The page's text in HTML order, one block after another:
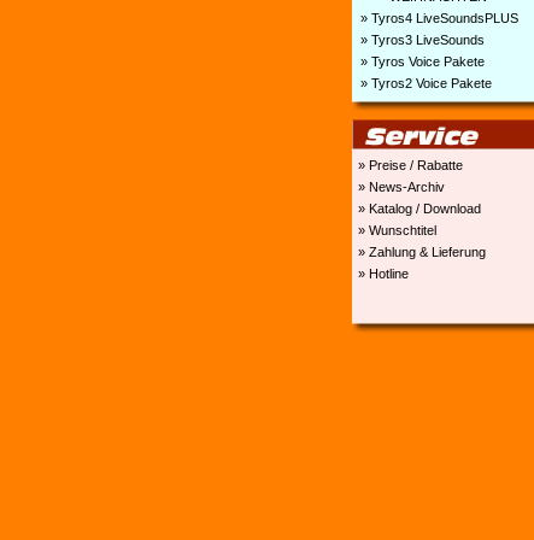
» Tyros4 LiveSoundsPLUS
» Tyros3 LiveSounds
» Tyros Voice Pakete
» Tyros2 Voice Pakete
» Preise / Rabatte
» News-Archiv
» Katalog / Download
» Wunschtitel
» Zahlung & Lieferung
» Hotline